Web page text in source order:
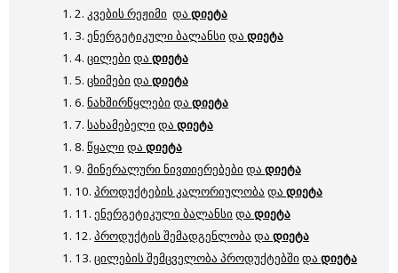
1. 2. კვების რეჟიმი და დიეტა
1. 3. ენერგეტიკული ბალანსი და დიეტა
1. 4. ცილები და დიეტა
1. 5. ცხიმები და დიეტა
1. 6. ნახშირწყლები და დიეტა
1. 7. სახამებელი და დიეტა
1. 8. წყალი და დიეტა
1. 9. მინერალური ნივთიერებები და დიეტა
1. 10. პროდუქტების კალორიულობა და დიეტა
1. 11. ენერგეტიკული ბალანსი და დიეტა
1. 12. პროდუქტის შემადგენლობა და დიეტა
1. 13. ცილების შემცველობა პროდუქტებში და დიეტა